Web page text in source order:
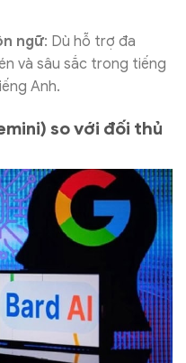
ngữ: Dù hỗ trợ đa
và sâu sắc trong tiếng
Anh.
so với đối thủ